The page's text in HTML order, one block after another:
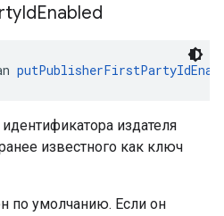
IdEnabled
издателя
известного как ключ
по умолчанию. Если он